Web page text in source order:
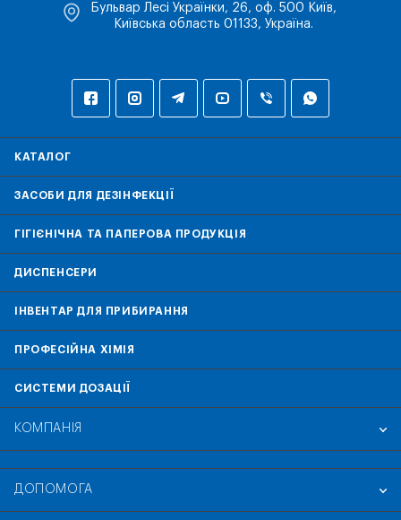
Бульвар Лесі Українки, 26, оф. 500 Київ,
Київська область 01133, Україна.
КАТАЛОГ
ЗАСОБИ ДЛЯ ДЕЗІНФЕКЦІЇ
ГІГІЄНІЧНА ТА ПАПЕРОВА ПРОДУКЦІЯ
ДИСПЕНСЕРИ
ІНВЕНТАР ДЛЯ ПРИБИРАННЯ
ПРОФЕСІЙНА ХІМІЯ
СИСТЕМИ ДОЗАЦІЇ
КОМПАНІЯ
ДОПОМОГА